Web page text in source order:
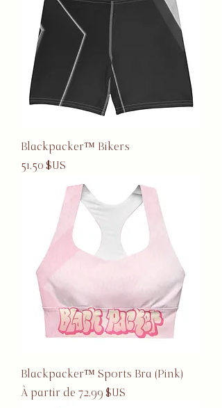
Blackpacker™ Bikers
Prix
51,50 $US
Blackpacker™ Sports Bra (Pink)
À partir de 72,99 $US
Prix promotionnel